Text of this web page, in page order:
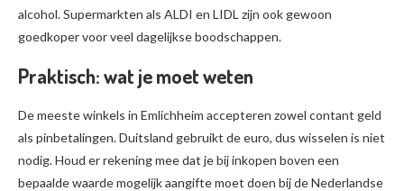
alcohol. Supermarkten als ALDI en LIDL zijn ook gewoon
goedkoper voor veel dagelijkse boodschappen.
Praktisch: wat je moet weten
De meeste winkels in Emlichheim accepteren zowel contant geld
als pinbetalingen. Duitsland gebruikt de euro, dus wisselen is niet
nodig. Houd er rekening mee dat je bij inkopen boven een
bepaalde waarde mogelijk aangifte moet doen bij de Nederlandse